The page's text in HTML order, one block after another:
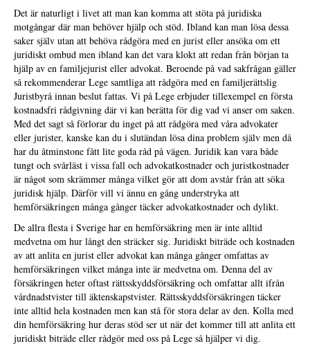
Det är naturligt i livet att man kan komma att stöta på juridiska
motgångar där man behöver hjälp och stöd. Ibland kan man lösa dessa
saker själv utan att behöva rådgöra med en jurist eller ansöka om ett
juridiskt ombud men ibland kan det vara klokt att redan från början ta
hjälp av en familjejurist eller advokat. Beroende på vad sakfrågan gäller
så rekommenderar Lege samtliga att rådgöra med en familjerättslig
Juristbyrå innan beslut fattas. Vi på Lege erbjuder tillexempel en första
kostnadsfri rådgivning där vi kan berätta för dig vad vi anser om saken.
Med det sagt så förlorar du inget på att rådgöra med våra advokater
eller jurister, kanske kan du i slutändan lösa dina problem själv men då
har du åtminstone fått lite goda råd på vägen. Juridik kan vara både
tungt och svårläst i vissa fall och advokatkostnader och juristkostnader
är något som skrämmer många vilket gör att dom avstår från att söka
juridisk hjälp. Därför vill vi ännu en gång understryka att
hemförsäkringen många gånger täcker advokatkostnader och dylikt.
De allra flesta i Sverige har en hemförsäkring men är inte alltid
medvetna om hur långt den sträcker sig. Juridiskt biträde och kostnaden
av att anlita en jurist eller advokat kan många gånger omfattas av
hemförsäkringen vilket många inte är medvetna om. Denna del av
försäkringen heter oftast rättsskyddsförsäkring och omfattar allt ifrån
vårdnadstvister till äktenskapstvister. Rättsskyddsförsäkringen täcker
inte alltid hela kostnaden men kan stå för stora delar av den. Kolla med
din hemförsäkring hur deras stöd ser ut när det kommer till att anlita ett
juridiskt biträde eller rådgör med oss på Lege så hjälper vi dig.